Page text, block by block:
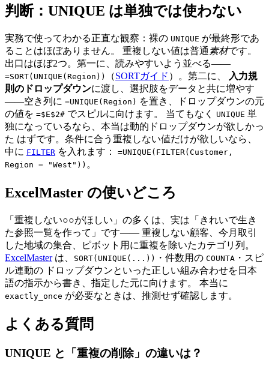
判断：UNIQUE は単独では使わない
実務で使ってわかる正直な観察：裸の UNIQUE が最終形であ
ることはほぼありません。 重複しない値は普通 素材です。
出口はほぼ2つ。第一に、読みやすいよう並べる——
=SORT(UNIQUE(Region)) （SORTガイド ）。第二に、
入力規
則のドロップダウンに渡し、選択肢をデータと共に増やす
——空き列に =UNIQUE(Region) を置き、ドロップダウンの元
の値を =$E$2# でスピルに向けます。 当てもなく UNIQUE 単
独になっているなら、本当は動的ドロップダウンが欲しかっ
た はずです。条件に合う重複しない値だけが欲しいなら、
中に FILTER を入れます： =UNIQUE(FILTER(Customer,
Region = "West")) 。
ExcelMaster の使いどころ
「重複しない○○がほしい」の多くは、実は「きれいで生き
た参照一覧を作って」です—— 重複しない顧客、今月取引
した地域の集合、ピボット用に重複を除いたカテゴリ列。
ExcelMasterは、 SORT(UNIQUE(...)) ・件数用の COUNTA ・スピ
ル連動の ドロップダウンといった正しい組み合わせを日本
語の指示から書き、指定した元に向けます。 本当に
exactly_once が必要なときは、推測せず確認します。
よくある質問
UNIQUE と「重複の削除」の違いは？